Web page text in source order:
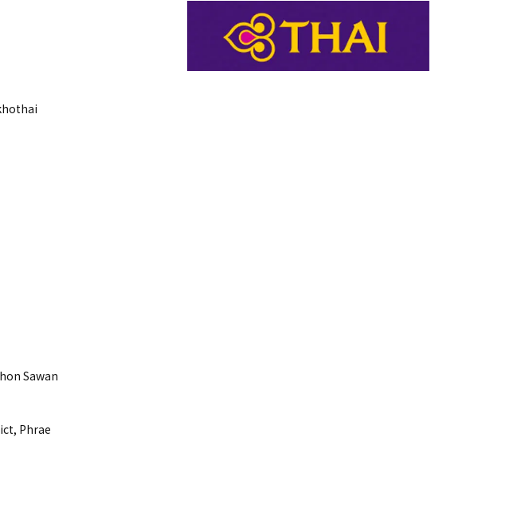
Sawan
Phrae